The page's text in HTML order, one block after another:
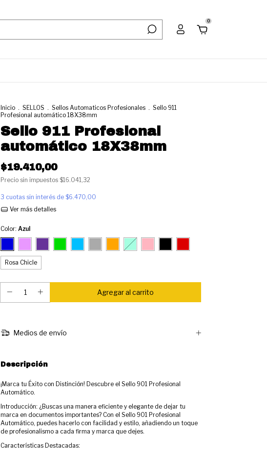
0
Inicio . SELLOS . Sellos Automaticos Profesionales . Sello 911
Profesional automático 18X38mm
Sello 911 Profesional
automático 18X38mm
$19.410,00
Precio sin impuestos $16.041,32
3 cuotas sin interés de $6.470,00
Ver más detalles
Color: Azul
Rosa Chicle
Medios de envío
Descripción
¡Marca tu Éxito con Distinción! Descubre el Sello 901 Profesional
Automático.
Introducción: ¿Buscas una manera eficiente y elegante de dejar tu
marca en documentos importantes? Con el Sello 901 Profesional
Automático, puedes hacerlo con facilidad y estilo, añadiendo un toque
de profesionalismo a cada firma y marca que dejes.
Características Destacadas: